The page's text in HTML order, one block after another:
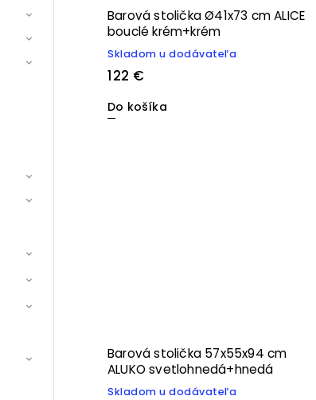
Barová stolička Ø41x73 cm ALICE
bouclé krém+krém
Skladom u dodávateľa
122 €
Do košíka
Barová stolička 57x55x94 cm
ALUKO svetlohnedá+hnedá
Skladom u dodávateľa